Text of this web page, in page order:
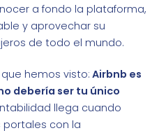
a fondo la plataforma,
y aprovechar su
de todo el mundo.
hemos visto: Airbnb es
debería ser tu único
llega cuando
portales con la